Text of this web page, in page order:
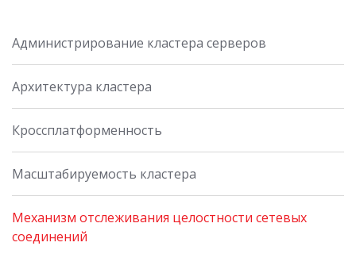
Администрирование кластера серверов
Архитектура кластера
Кроссплатформенность
Масштабируемость кластера
Механизм отслеживания целостности сетевых
соединений